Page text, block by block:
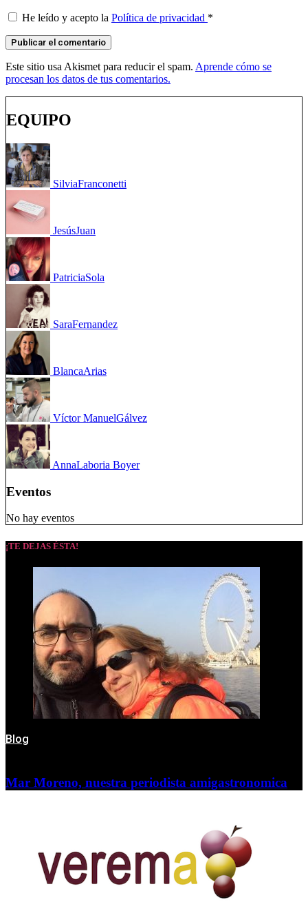
He leído y acepto la Política de privacidad *
Este sitio usa Akismet para reducir el spam. Aprende cómo se
procesan los datos de tus comentarios.
EQUIPO
SilviaFranconetti
JesúsJuan
PatriciaSola
SaraFernandez
BlancaArias
Víctor ManuelGálvez
AnnaLaboria Boyer
Eventos
No hay eventos
¡TE DEJAS ÉSTA!
Blog
Mar Moreno, nuestra periodista amigastronomica